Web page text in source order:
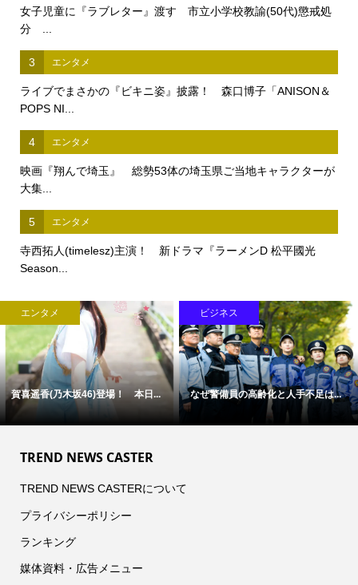
女子児童に『ラブレター』渡す 市立小学校教諭(50代)懲戒処
分 ...
3 エンタメ
ライブでまさかの『ビキニ姿』披露！ 森口博子「ANISON＆
POPS NI...
4 エンタメ
映画『翔んで埼玉』 総勢53体の埼玉県ご当地キャラクターが
大集...
5 エンタメ
寺西拓人(timelesz)主演！ 新ドラマ『ラーメンD 松平國光
Season...
エンタメ
賀喜遥香(乃木坂46)登場！ 本日...
ビジネス
なぜ警備員の高齢化と人手不足は...
TREND NEWS CASTER
TREND NEWS CASTERについて
プライバシーポリシー
ランキング
媒体資料・広告メニュー